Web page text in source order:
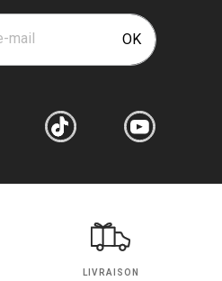
mail OK
LIVRAISON